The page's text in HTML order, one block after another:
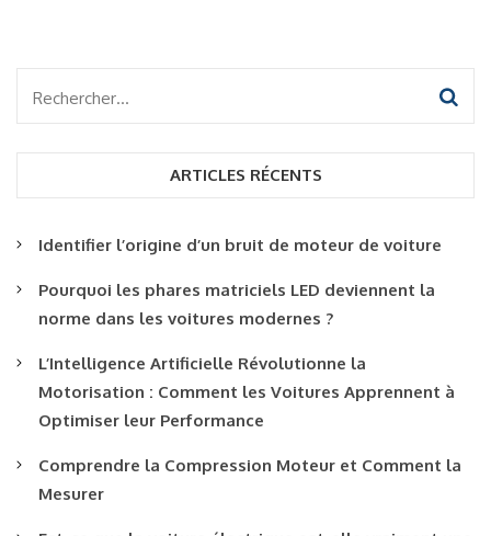
Rechercher :
ARTICLES RÉCENTS
Identifier l’origine d’un bruit de moteur de voiture
Pourquoi les phares matriciels LED deviennent la
norme dans les voitures modernes ?
L’Intelligence Artificielle Révolutionne la
Motorisation : Comment les Voitures Apprennent à
Optimiser leur Performance
Comprendre la Compression Moteur et Comment la
Mesurer